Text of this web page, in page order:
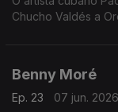
Chucho Valdés a
Benny Moré
Ep. 23
07 jun. 2026